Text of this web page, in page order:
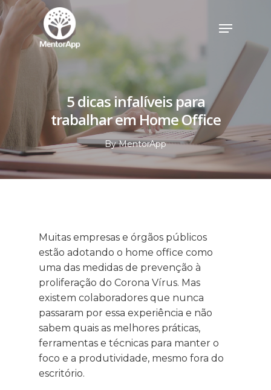
5 dicas infalíveis para
trabalhar em Home Office
ByMentorApp
Muitas empresas e órgãos públicos
estão adotando o home office como
uma das medidas de prevenção à
proliferação do Corona Vírus. Mas
existem colaboradores que nunca
passaram por essa experiência e não
sabem quais as melhores práticas,
ferramentas e técnicas para manter o
foco e a produtividade, mesmo fora do
escritório.